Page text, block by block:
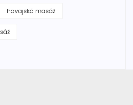
havajská masáž